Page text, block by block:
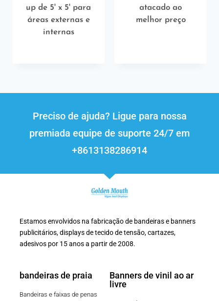
up de 5' x 5' para
áreas externas e
internas
atacado ao
melhor preço
Preciso de ajuda? Ligue para nossa
premiada equipe de suporte 24/7 em
+8613138286914
Estamos envolvidos na fabricação de bandeiras e banners
publicitários, displays de tecido de tensão, cartazes,
adesivos por 15 anos a partir de 2008.
bandeiras de praia
Bandeiras e faixas de penas
Banners de vinil ao ar
livre